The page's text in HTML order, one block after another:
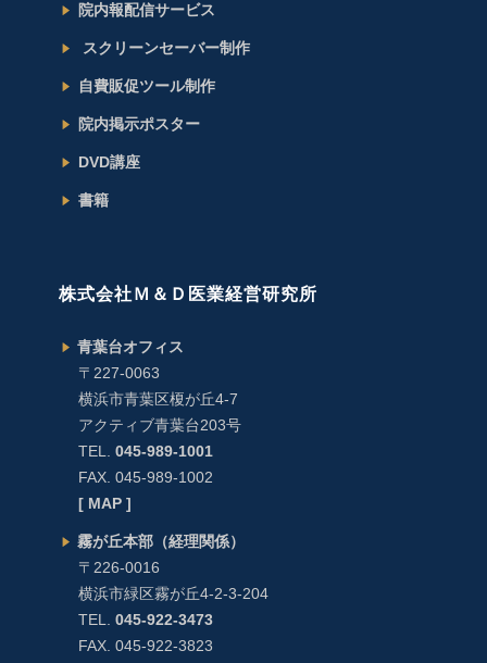
院内報配信サービス
スクリーンセーバー制作
自費販促ツール制作
院内掲示ポスター
DVD講座
書籍
株式会社Ｍ＆Ｄ医業経営研究所
青葉台オフィス
〒227-0063
横浜市青葉区榎が丘4-7
アクティブ青葉台203号
TEL. 045-989-1001
FAX. 045-989-1002
[ MAP ]
霧が丘本部（経理関係）
〒226-0016
横浜市緑区霧が丘4-2-3-204
TEL. 045-922-3473
FAX. 045-922-3823